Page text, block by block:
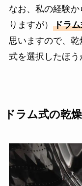
なお、私の経験
りますが） ドラ
思いますので、
式を選択したほう
ドラム式の乾